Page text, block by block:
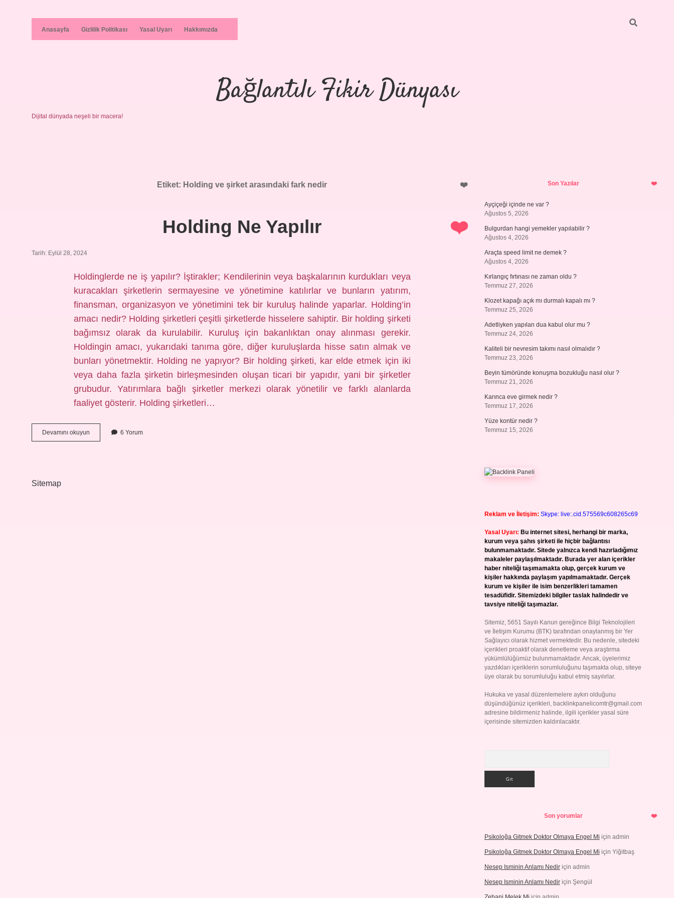
Anasayfa Gizlilik Politikası Yasal Uyarı Hakkımızda
Bağlantılı Fikir Dünyası
Dijital dünyada neşeli bir macera!
Etiket: Holding ve şirket arasındaki fark nedir
Holding Ne Yapılır
Tarih: Eylül 28, 2024
Holdinglerde ne iş yapılır? İştirakler; Kendilerinin veya başkalarının kurdukları veya
kuracakları şirketlerin sermayesine ve yönetimine katılırlar ve bunların yatırım,
finansman, organizasyon ve yönetimini tek bir kuruluş halinde yaparlar. Holding’in
amacı nedir? Holding şirketleri çeşitli şirketlerde hisselere sahiptir. Bir holding şirketi
bağımsız olarak da kurulabilir. Kuruluş için bakanlıktan onay alınması gerekir.
Holdingin amacı, yukarıdaki tanıma göre, diğer kuruluşlarda hisse satın almak ve
bunları yönetmektir. Holding ne yapıyor? Bir holding şirketi, kar elde etmek için iki
veya daha fazla şirketin birleşmesinden oluşan ticari bir yapıdır, yani bir şirketler
grubudur. Yatırımlara bağlı şirketler merkezi olarak yönetilir ve farklı alanlarda
faaliyet gösterir. Holding şirketleri…
Devamını okuyun
Ne
6 Yorum
Sitemap
SidebarSon Yazılar
Ayçiçeği içinde ne var ?
Ağustos 5, 2026
Bulgurdan hangi yemekler yapılabilir ?
Ağustos 4, 2026
Araçta speed limit ne demek ?
Ağustos 4, 2026
Kırlangıç fırtınası ne zaman oldu ?
Temmuz 27, 2026
Klozet kapağı açık mı durmalı kapalı mı ?
Temmuz 25, 2026
Adetliyken yapılan dua kabul olur mu ?
Temmuz 24, 2026
Kaliteli bir nevresim takımı nasıl olmalıdır ?
Temmuz 23, 2026
Beyin tümöründe konuşma bozukluğu nasıl olur ?
Temmuz 21, 2026
Karınca eve girmek nedir ?
Temmuz 17, 2026
Yüze kontür nedir ?
Temmuz 15, 2026
Reklam ve İletişim: Skype: live:.cid.575569c608265c69
Yasal Uyarı: Bu internet sitesi, herhangi bir marka,
kurum veya şahıs şirketi ile hiçbir bağlantısı
bulunmamaktadır. Sitede yalnızca kendi hazırladığımız
makaleler paylaşılmaktadır. Burada yer alan içerikler
haber niteliği taşımamakta olup, gerçek kurum ve
kişiler hakkında paylaşım yapılmamaktadır. Gerçek
kurum ve kişiler ile isim benzerlikleri tamamen
tesadüfidir. Sitemizdeki bilgiler taslak halindedir ve
tavsiye niteliği taşımazlar.
Sitemiz, 5651 Sayılı Kanun gereğince Bilgi Teknolojileri
ve İletişim Kurumu (BTK) tarafından onaylanmış bir Yer
Sağlayıcı olarak hizmet vermektedir. Bu nedenle, sitedeki
içerikleri proaktif olarak denetleme veya araştırma
yükümlülüğümüz bulunmamaktadır. Ancak, üyelerimiz
yazdıkları içeriklerin sorumluluğunu taşımakta olup, siteye
üye olarak bu sorumluluğu kabul etmiş sayılırlar.
Hukuka ve yasal düzenlemelere aykırı olduğunu
düşündüğünüz içerikleri, backlinkpanelicomtr@gmail.com
adresine bildirmeniz halinde, ilgili içerikler yasal süre
içerisinde sitemizden kaldırılacaktır.
Son yorumlar
Psikoloğa Gitmek Doktor Olmaya Engel Mi için admin
Psikoloğa Gitmek Doktor Olmaya Engel Mi için Yiğitbaş
Nesep Isminin Anlamı Nediriçin admin
Nesep Isminin Anlamı Nediriçin Şengül